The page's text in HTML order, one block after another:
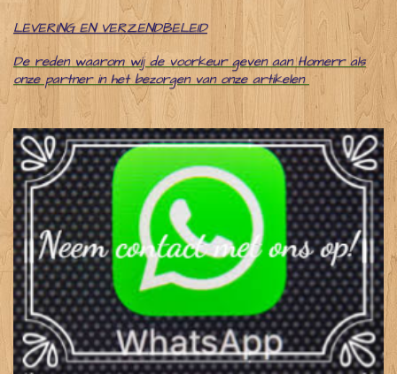
LEVERING EN VERZENDBELEID
De reden waarom wij de voorkeur geven aan Homerr als
onze partner in het bezorgen van onze artikelen